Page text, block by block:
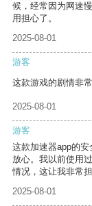
候，经常因为网速
用担心了。
2025-08-01
游客
这款游戏的剧情非
2025-08-01
游客
这款加速器app的
放心。我以前使用
情况，这让我非常担
2025-08-01